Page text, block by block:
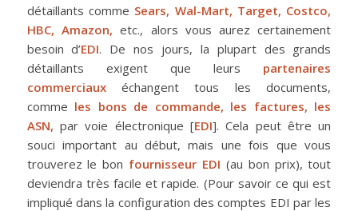
détaillants comme Sears, Wal-Mart, Target, Costco,
HBC, Amazon, etc., alors vous aurez certainement
besoin d’EDI. De nos jours, la plupart des grands
détaillants exigent que leurs partenaires
commerciauxéchangent tous les documents,
comme les bons de commande, les factures, les
ASN, par voie électronique [EDI]. Cela peut être un
souci important au début, mais une fois que vous
trouverez le bon fournisseur EDI (au bon prix), tout
deviendra très facile et rapide. (Pour savoir ce qui est
impliqué dans la configuration des comptes EDI par les